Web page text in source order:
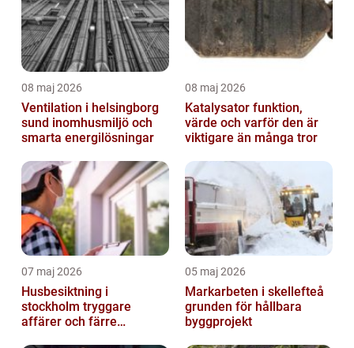
08 maj 2026
Ventilation i helsingborg
sund inomhusmiljö och
smarta energilösningar
08 maj 2026
Katalysator funktion,
värde och varför den är
viktigare än många tror
07 maj 2026
Husbesiktning i
stockholm tryggare
affärer och färre
05 maj 2026
Markarbeten i skellefteå
grunden för hållbara
byggprojekt